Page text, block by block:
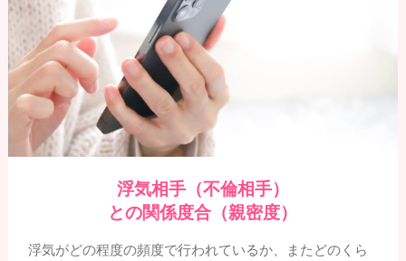
浮気相手（不倫相手）
との関係度合（親密度）
浮気がどの程度の頻度で行われているか、またどのくら